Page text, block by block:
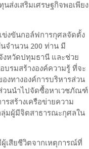
ส่งเสริมเศรษฐกิจพอเพียง
ข่งขันกอล์ฟการกุศลจัดตั้ง
จำนวน 200 ท่าน มี
งหวัดปทุมธานี และช่วย
รมสร้างองค์ความรู้ ที่จะ
งทางองค์การบริหารส่วน
วนนำไปจัดซื้อหาเวชภัณฑ์
รสร้างเครือข่ายความ
ลุ่มผู้มีจิตสาธารณะกุศลใน
เสียชีวิตจากเหตุการณ์ที่